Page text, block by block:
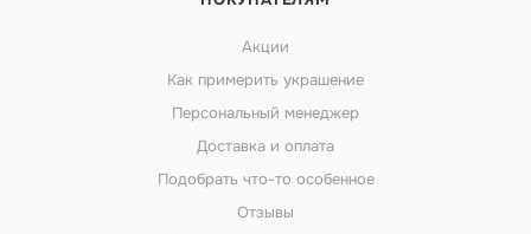
Акции
Как примерить украшение
Персональный менеджер
Доставка и оплата
Подобрать что-то особенное
Отзывы